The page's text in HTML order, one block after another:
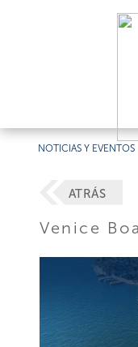
NOTICIAS Y EVENTOS
ATRÁS
Venice